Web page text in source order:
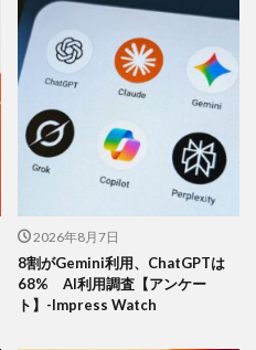
2026年8月7日
8割がGemini利用、ChatGPTは
68% AI利用調査【アンケー
ト】-Impress Watch